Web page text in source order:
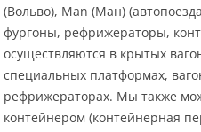
(Вольво), Man (Ман)
фургоны, рефрижераторы,
осуществляются в крытых
специальных платформах,
рефрижераторах. Мы также
контейнером (контейнерная